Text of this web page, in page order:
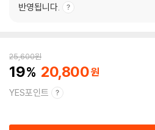
반영됩니다.
25,600원
19 20,800
YES포인트